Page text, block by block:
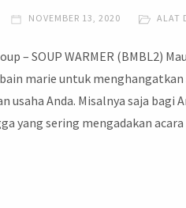
NOVEMBER 13, 2020 ALAT
– SOUP WARMER (BMBL2)
marie untuk
usaha Anda. Misalnya saja
yang sering mengadakan